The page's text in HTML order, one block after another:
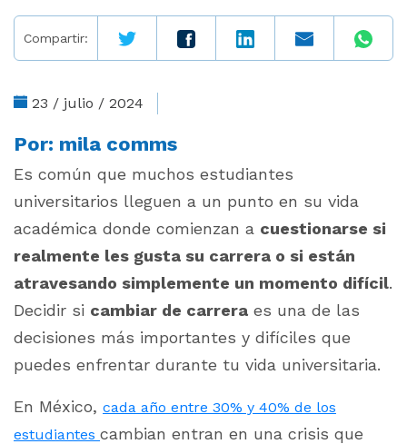
Compartir:
23 / julio / 2024
Por: mila comms
Es común que muchos estudiantes
universitarios lleguen a un punto en su vida
académica donde comienzan a cuestionarse si
realmente les gusta su carrera o si están
atravesando simplemente un momento difícil.
Decidir si cambiar de carrera es una de las
decisiones más importantes y difíciles que
puedes enfrentar durante tu vida universitaria.
En México, cada año entre 30% y 40% de los
estudiantes cambian entran en una crisis que